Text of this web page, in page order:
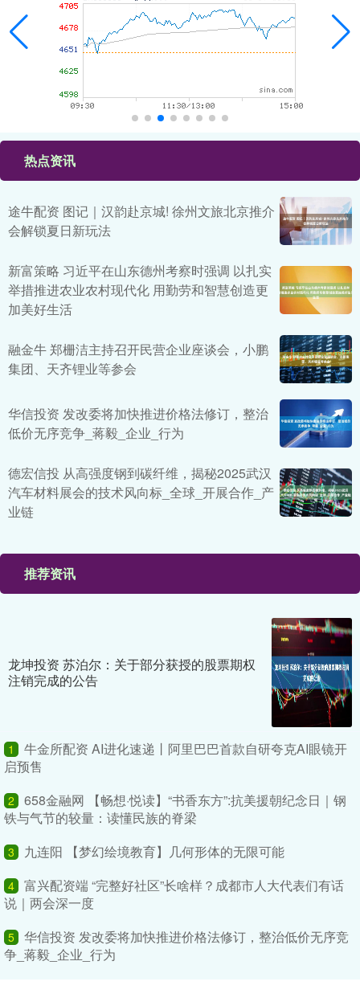
热点资讯
途牛配资 图记｜汉韵赴京城! 徐州文旅北京推介
会解锁夏日新玩法
新富策略 习近平在山东德州考察时强调 以扎实
举措推进农业农村现代化 用勤劳和智慧创造更
加美好生活
融金牛 郑栅洁主持召开民营企业座谈会，小鹏
集团、天齐锂业等参会
华信投资 发改委将加快推进价格法修订，整治
低价无序竞争_蒋毅_企业_行为
德宏信投 从高强度钢到碳纤维，揭秘2025武汉
汽车材料展会的技术风向标_全球_开展合作_产
业链
推荐资讯
龙坤投资 苏泊尔：关于部分获授的股票期权
注销完成的公告
1
牛金所配资 AI进化速递丨阿里巴巴首款自研夸克AI眼镜开
启预售
2
658金融网 【畅想·悦读】“书香东方”:抗美援朝纪念日｜钢
铁与气节的较量：读懂民族的脊梁
3 九连阳 【梦幻绘境教育】几何形体的无限可能
4 富兴配资端 “完整好社区”长啥样？成都市人大代表们有话
说｜两会深一度
5 华信投资 发改委将加快推进价格法修订，整治低价无序竞
争_蒋毅_企业_行为